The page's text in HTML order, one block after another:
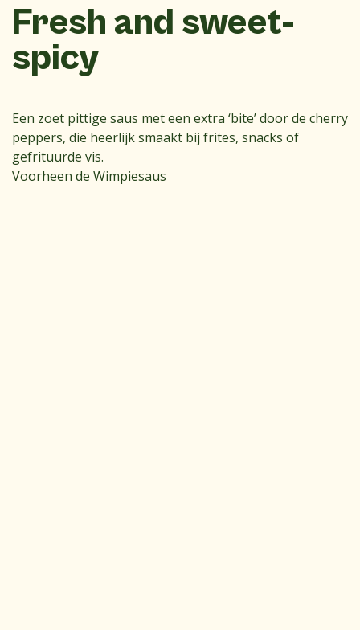
Fresh and sweet-
spicy
Een zoet pittige saus met een extra ‘bite’ door de cherry
peppers, die heerlijk smaakt bij frites, snacks of
gefrituurde vis.
Voorheen de Wimpiesaus